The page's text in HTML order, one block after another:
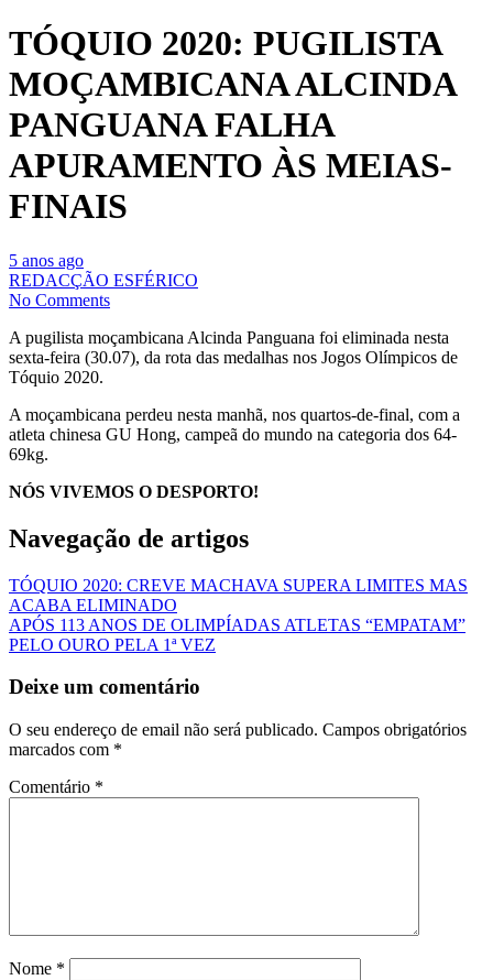
TÓQUIO 2020: PUGILISTA
MOÇAMBICANA ALCINDA
PANGUANA FALHA
APURAMENTO ÀS MEIAS-
FINAIS
5 anos ago
REDACÇÃO ESFÉRICO
No Comments
A pugilista moçambicana Alcinda Panguana foi eliminada nesta
sexta-feira (30.07), da rota das medalhas nos Jogos Olímpicos de
Tóquio 2020.
A moçambicana perdeu nesta manhã, nos quartos-de-final, com a
atleta chinesa GU Hong, campeã do mundo na categoria dos 64-
69kg.
NÓS VIVEMOS O DESPORTO!
Navegação de artigos
TÓQUIO 2020: CREVE MACHAVA SUPERA LIMITES MAS
ACABA ELIMINADO
APÓS 113 ANOS DE OLIMPÍADAS ATLETAS “EMPATAM”
PELO OURO PELA 1ª VEZ
Deixe um comentário
O seu endereço de email não será publicado. Campos obrigatórios
marcados com *
Comentário *
Nome *